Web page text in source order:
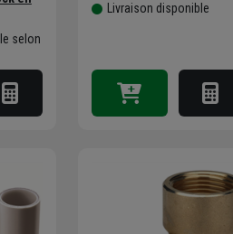
selon
Livraison disponible